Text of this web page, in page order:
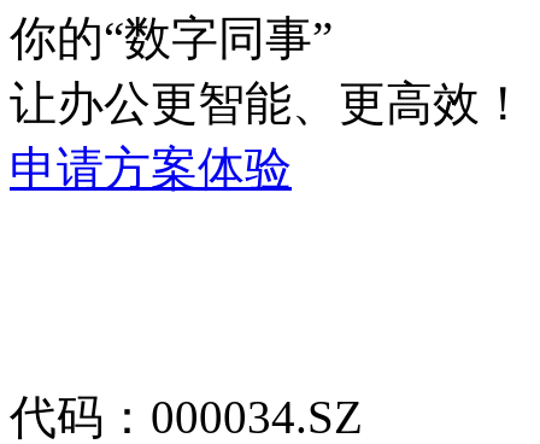
你的“数字同事”
让办公更智能、更高效！
申请方案体验
代码：000034.SZ